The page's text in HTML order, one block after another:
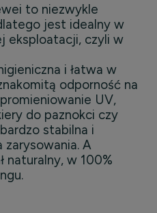
to niezwykle
jest idealny w
eksploatacji, czyli w
i łatwa w
odporność na
UV,
do paznokci czy
stabilna i
A
naturalny, w 100%